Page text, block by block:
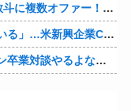
浮上！現地サポの本音がこれ！【海外の反応】
新興企業CEOが予測！
。やってくださいお願いします。